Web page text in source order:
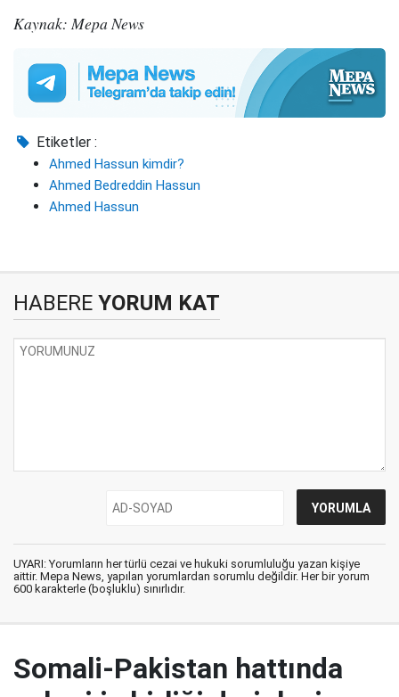
Kaynak: Mepa News
Etiketler :
Ahmed Hassun kimdir?
Ahmed Bedreddin Hassun
Ahmed Hassun
HABERE YORUM KAT
UYARI: Yorumların her türlü cezai ve hukuki sorumluluğu yazan kişiye
aittir. Mepa News, yapılan yorumlardan sorumlu değildir. Her bir yorum
600 karakterle (boşluklu) sınırlıdır.
Somali-Pakistan hattında